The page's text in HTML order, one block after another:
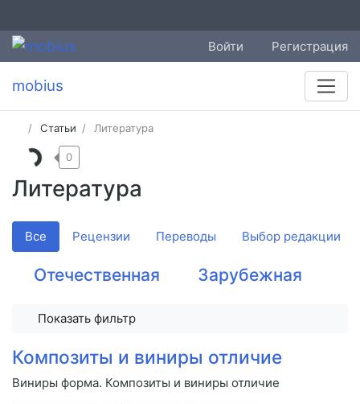
Войти Регистрация
mobius
Статьи Литература
Литература
0
Все Рецензии Переводы Выбор редакции
Отечественная Зарубежная
Показать фильтр
Композиты и виниры отличие
Виниры форма. Композиты и виниры отличие